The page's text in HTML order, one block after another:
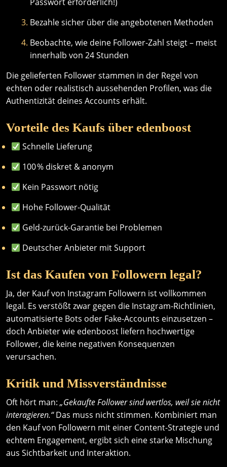
Bezahle sicher über die angebotenen Methoden
Beobachte, wie deine Follower-Zahl steigt – meist
innerhalb von 24 Stunden
Die gelieferten Follower stammen in der Regel von
echten oder realistisch aussehenden Profilen, was die
Authentizität deines Accounts erhält.
Vorteile des Kaufs über edenboost
Schnelle Lieferung
100 % diskret & anonym
Kein Passwort nötig
Hohe Follower-Qualität
Geld-zurück-Garantie bei Problemen
Deutscher Anbieter mit Support
Ist das Kaufen von Followern legal?
Ja, der Kauf von Instagram Followern ist vollkommen
legal. Es verstößt zwar gegen die Instagram-Richtlinien,
automatisierte Bots oder Fake-Accounts einzusetzen –
doch Anbieter wie edenboost liefern hochwertige
Follower, die keine negativen Konsequenzen
verursachen.
Kritik und Missverständnisse
Oft hört man: „Gekaufte Follower sind wertlos, weil sie nicht
interagieren.“Das muss nicht stimmen. Kombiniert man
den Kauf von Followern mit einer Content-Strategie und
echtem Engagement, ergibt sich eine starke Mischung
aus Sichtbarkeit und Interaktion.